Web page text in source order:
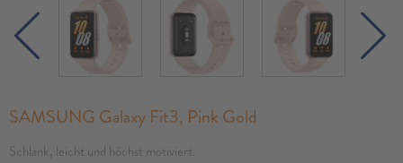
SAMSUNG Galaxy Fit3, Pink Gold
Schlank, leicht und höchst motiviert.